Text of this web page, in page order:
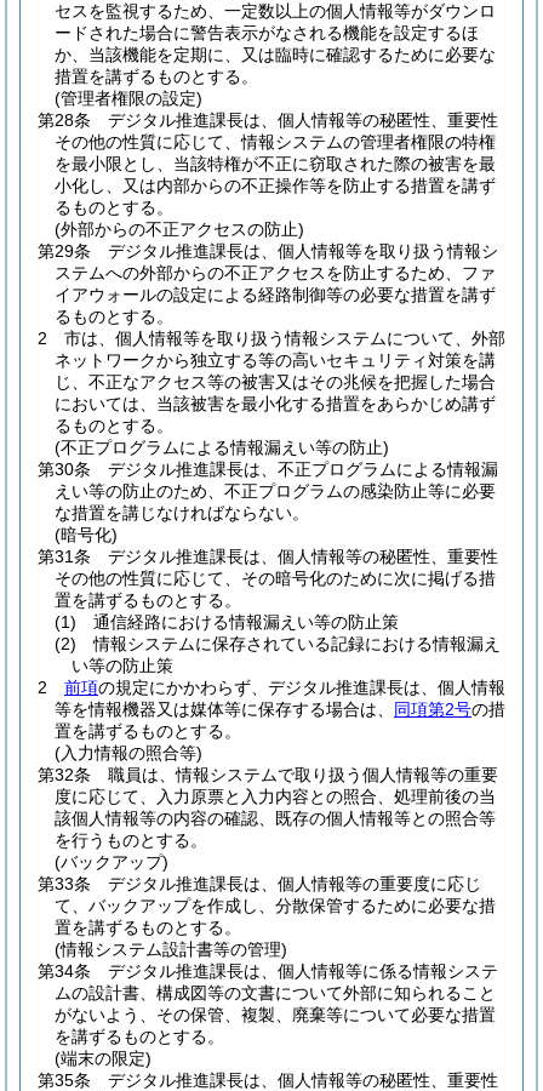
セスを監視するため、一定数以上の個人情報等がダウンロ
ードされた場合に警告表示がなされる機能を設定するほ
か、当該機能を定期に、又は臨時に確認するために必要な
措置を講ずるものとする。
(管理者権限の設定)
第28条
デジタル推進課長は、個人情報等の秘匿性、重要性
その他の性質に応じて、情報システムの管理者権限の特権
を最小限とし、当該特権が不正に窃取された際の被害を最
小化し、又は内部からの不正操作等を防止する措置を講ず
るものとする。
(外部からの不正アクセスの防止)
第29条
デジタル推進課長は、個人情報等を取り扱う情報シ
ステムへの外部からの不正アクセスを防止するため、ファ
イアウォールの設定による経路制御等の必要な措置を講ず
るものとする。
2
市は、個人情報等を取り扱う情報システムについて、外部
ネットワークから独立する等の高いセキュリティ対策を講
じ、不正なアクセス等の被害又はその兆候を把握した場合
においては、当該被害を最小化する措置をあらかじめ講ず
るものとする。
(不正プログラムによる情報漏えい等の防止)
第30条
デジタル推進課長は、不正プログラムによる情報漏
えい等の防止のため、不正プログラムの感染防止等に必要
な措置を講じなければならない。
(暗号化)
第31条
デジタル推進課長は、個人情報等の秘匿性、重要性
その他の性質に応じて、その暗号化のために次に掲げる措
置を講ずるものとする。
(1)
通信経路における情報漏えい等の防止策
(2)
情報システムに保存されている記録における情報漏え
い等の防止策
2
前項の規定にかかわらず、デジタル推進課長は、個人情報
等を情報機器又は媒体等に保存する場合は、 同項第2号の措
置を講ずるものとする。
(入力情報の照合等)
第32条
職員は、情報システムで取り扱う個人情報等の重要
度に応じて、入力原票と入力内容との照合、処理前後の当
該個人情報等の内容の確認、既存の個人情報等との照合等
を行うものとする。
(バックアップ)
第33条
デジタル推進課長は、個人情報等の重要度に応じ
て、バックアップを作成し、分散保管するために必要な措
置を講ずるものとする。
(情報システム設計書等の管理)
第34条
デジタル推進課長は、個人情報等に係る情報システ
ムの設計書、構成図等の文書について外部に知られること
がないよう、その保管、複製、廃棄等について必要な措置
を講ずるものとする。
(端末の限定)
第35条
デジタル推進課長は、個人情報等の秘匿性、重要性